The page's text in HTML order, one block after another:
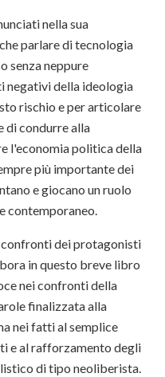
nella sua
parlare di tecnologia
senza neppure
negativi della ideologia
rischio e per articolare
di condurre alla
l'economia politica della
più importante dei
e giocano un ruolo
contemporaneo.
confronti dei protagonisti
in questo breve libro
nei confronti della
finalizzata alla
nei fatti al semplice
e al rafforzamento degli
di tipo neoliberista.